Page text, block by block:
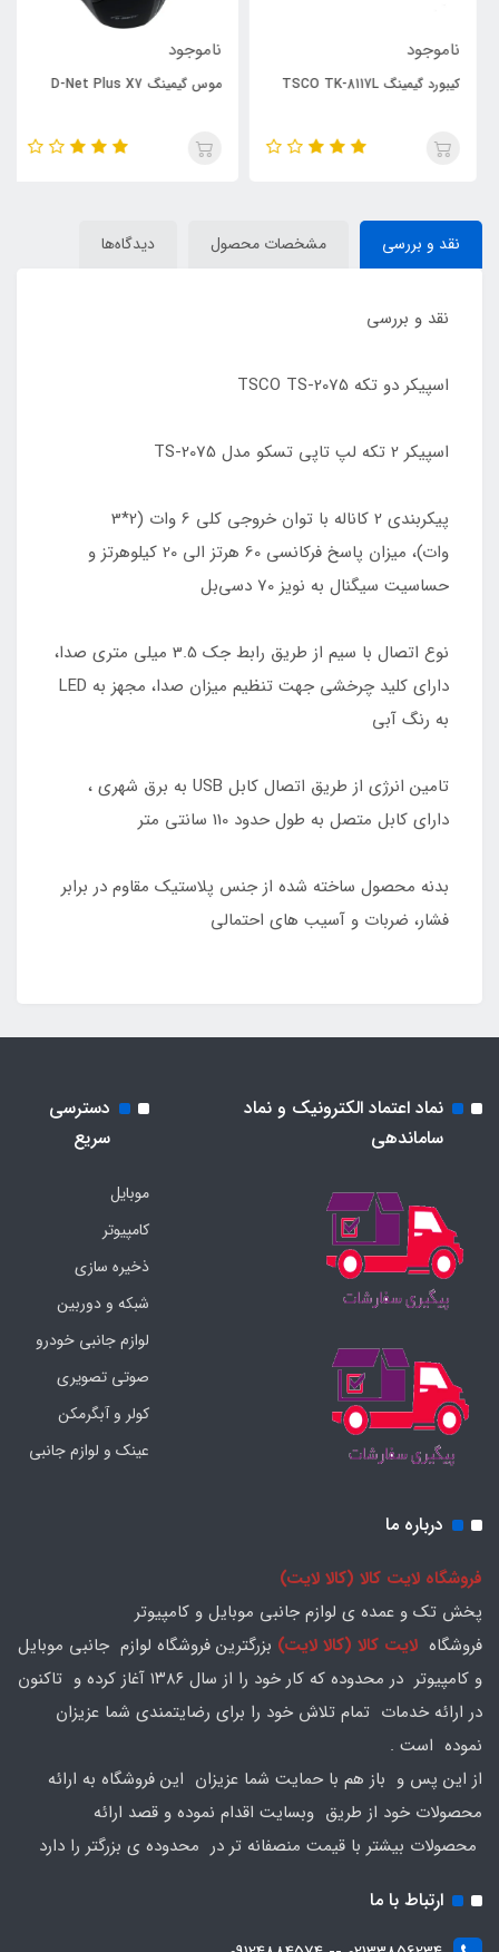
ناموجود
کیبورد گیمینگ TSCO TK-8117L
ناموجود
موس گیمینگ D-Net Plus X7
نقد و بررسی مشخصات محصول دیدگاه‌ها
نقد و بررسی
اسپیکر دو تکه TSCO TS-2075
اسپیکر 2 تکه لپ تاپی تسکو مدل TS-2075
پیکربندی 2 کاناله با توان خروجی کلی 6 وات (2*3
وات)، میزان پاسخ فرکانسی 60 هرتز الی 20 کیلوهرتز و
حساسیت سیگنال به نویز 70 دسی‌بل
نوع اتصال با سیم از طریق رابط جک 3.5 میلی متری صدا،
دارای کلید چرخشی جهت تنظیم میزان صدا، مجهز به LED
به رنگ آبی
تامین انرژی از طریق اتصال کابل USB به برق شهری ،
دارای کابل متصل به طول حدود 110 سانتی متر
بدنه محصول ساخته شده از جنس پلاستیک مقاوم در برابر
فشار، ضربات و آسیب های احتمالی
نماد اعتماد الکترونیک و نماد
ساماندهی
دسترسی
سریع
موبایل
کامپیوتر
ذخیره سازی
شبکه و دوربین
لوازم جانبی خودرو
صوتی تصویری
کولر و آبگرمکن
عینک و لوازم جانبی
درباره ما
فروشگاه لایت کالا (کالا لایت)
پخش تک و عمده ی لوازم جانبی موبایل و کامپیوتر
فروشگاه لایت کالا (کالا لایت) بزرگترین فروشگاه لوازم جانبی موبایل
و کامپیوتر در محدوده که کار خود را از سال ۱۳۸۶ آغاز کرده و تاکنون
در ارائه خدمات تمام تلاش خود را برای رضایتمندی شما عزیزان
نموده است .
از این پس و باز هم با حمایت شما عزیزان این فروشگاه به ارائه
محصولات خود از طریق وبسایت اقدام نموده و قصد ارائه
محصولات بیشتر با قیمت منصفانه تر در محدوده ی بزرگتر را دارد
ارتباط با ما